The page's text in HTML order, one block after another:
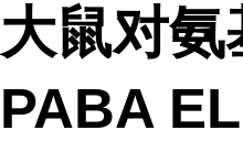
大鼠对
PABA